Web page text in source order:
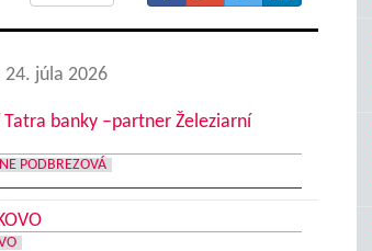
24. júla 2026
banky –partner Železiarní
PODBREZOVÁ